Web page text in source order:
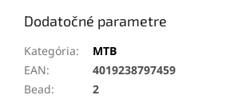
Dodatočné parametre
Kategória:
MTB
EAN:
4019238797459
Bead:
2